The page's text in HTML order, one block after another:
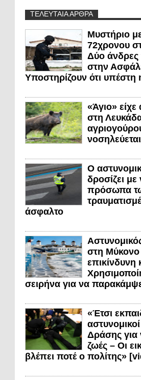
ΤΕΛΕΥΤΑΙΑ ΑΡΘΡΑ
Μυστήριο
72χρονου
Δύο
στην
Υποστηρίζουν ότι υπέστη
«Άγιο» είχε
στη
Ο
δροσίζει με
πρόσωπα
άσφαλτο
στη
επικίνδυνη
σειρήνα για να
«Έτσι
Δράσης για
ζωές – Οι
βλέπει ποτέ ο πολίτης»